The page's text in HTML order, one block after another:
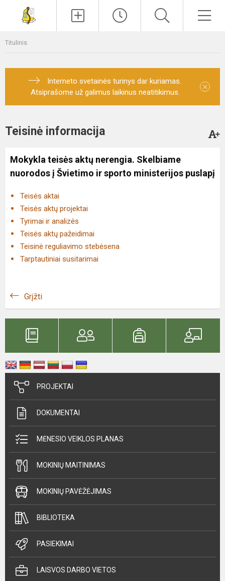
Titulinis
Interneto svetainės turinys dar kuriamas.
Atsiprašome už galimus laikinus neatitikimus.
×
Teisinė informacija
Mokykla teisės aktų nerengia. Skelbiame
nuorodos į Švietimo ir sporto ministerijos puslapį
Teisės aktai
Teisės aktų projektai
Tyrimai ir analizės
Teisės aktų pažeidimai
Teisinė reguliavimo stebėsena
Tarptautiniai susitarimai
Grįžti
PROJEKTAI
DOKUMENTAI
MĖNESIO VEIKLOS PLANAS
MOKINIŲ MAITINIMAS
MOKINIŲ PAVĖŽĖJIMAS
BIBLIOTEKA
PASIEKIMAI
LAISVOS DARBO VIETOS